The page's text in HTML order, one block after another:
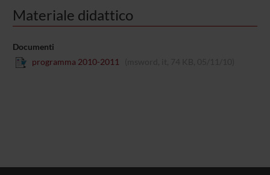
Materiale didattico
Documenti
programma 2010-2011